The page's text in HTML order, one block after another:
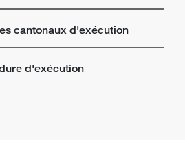
cantonaux d'exécution
d'exécution